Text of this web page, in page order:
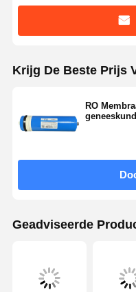
Krijg De Beste Prijs
RO
Geadviseerde